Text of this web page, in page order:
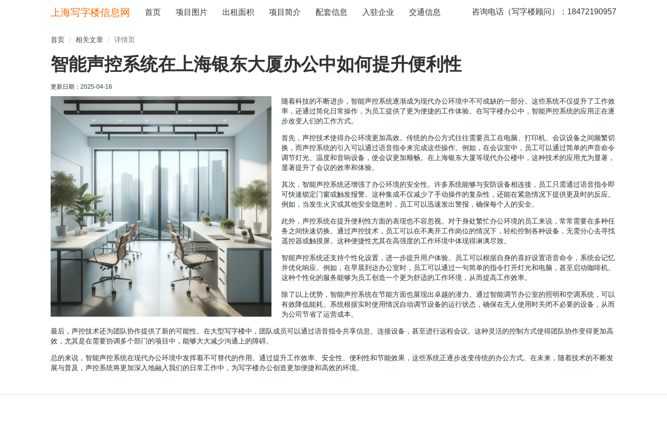
上海写字楼信息网 首页 项目图片 出租面积 项目简介 配套信息 入驻企业 交通信息 咨询电话（写字楼顾问）：18472190957
首页 相关文章 详情页
智能声控系统在上海银东大厦办公中如何提升便利性
更新日期： 2025-04-16
随着科技的不断进步，智能声控系统逐渐成为现代办公环境中不可或缺的一部分。这些系统不仅提升了工作效
率，还通过简化日常操作，为员工提供了更为便捷的工作体验。在写字楼办公中，智能声控系统的应用正在逐
步改变人们的工作方式。
首先，声控技术使得办公环境更加高效。传统的办公方式往往需要员工在电脑、打印机、会议设备之间频繁切
换，而声控系统的引入可以通过语音指令来完成这些操作。例如，在会议室中，员工可以通过简单的声音命令
调节灯光、温度和音响设备，使会议更加顺畅。在上海银东大厦等现代办公楼中，这种技术的应用尤为显著，
显著提升了会议的效率和体验。
其次，智能声控系统还增强了办公环境的安全性。许多系统能够与安防设备相连接，员工只需通过语音指令即
可快速锁定门窗或触发报警。这种集成不仅减少了手动操作的复杂性，还能在紧急情况下提供更及时的反应。
例如，当发生火灾或其他安全隐患时，员工可以迅速发出警报，确保每个人的安全。
此外，声控系统在提升便利性方面的表现也不容忽视。对于身处繁忙办公环境的员工来说，常常需要在多种任
务之间快速切换。通过声控技术，员工可以在不离开工作岗位的情况下，轻松控制各种设备，无需分心去寻找
遥控器或触摸屏。这种便捷性尤其在高强度的工作环境中体现得淋漓尽致。
智能声控系统还支持个性化设置，进一步提升用户体验。员工可以根据自身的喜好设置语音命令，系统会记忆
并优化响应。例如，在早晨到达办公室时，员工可以通过一句简单的指令打开灯光和电脑，甚至启动咖啡机。
这种个性化的服务能够为员工创造一个更为舒适的工作环境，从而提高工作效率。
除了以上优势，智能声控系统在节能方面也展现出卓越的潜力。通过智能调节办公室的照明和空调系统，可以
有效降低能耗。系统根据实时使用情况自动调节设备的运行状态，确保在无人使用时关闭不必要的设备，从而
为公司节省了运营成本。
最后，声控技术还为团队协作提供了新的可能性。在大型写字楼中，团队成员可以通过语音指令共享信息、连接设备，甚至进行远程会议。这种灵活的控制方式使得团队协作变得更加高
效，尤其是在需要协调多个部门的项目中，能够大大减少沟通上的障碍。
总的来说，智能声控系统在现代办公环境中发挥着不可替代的作用。通过提升工作效率、安全性、便利性和节能效果，这些系统正逐步改变传统的办公方式。在未来，随着技术的不断发
展与普及，声控系统将更加深入地融入我们的日常工作中，为写字楼办公创造更加便捷和高效的环境。